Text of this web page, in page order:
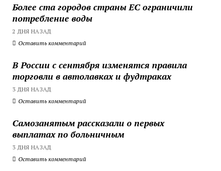
Более ста городов страны ЕС ограничили
потребление воды
2 ДНЯ НАЗАД
Оставить комментарий
В России с сентября изменятся правила
торговли в автолавках и фудтраках
3 ДНЯ НАЗАД
Оставить комментарий
Самозанятым рассказали о первых
выплатах по больничным
3 ДНЯ НАЗАД
Оставить комментарий